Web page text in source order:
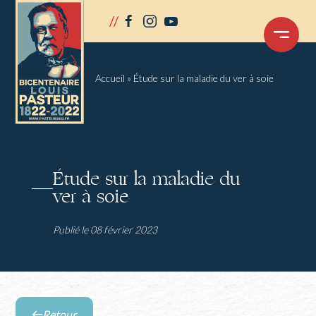
// facebook
instagram
youtube
OUVRIR
MENU
Accueil » Étude sur la maladie du ver à soie
Étude sur la maladie du
ver à soie
Publié le 08 février 2023
Panneau de gestion des cookies